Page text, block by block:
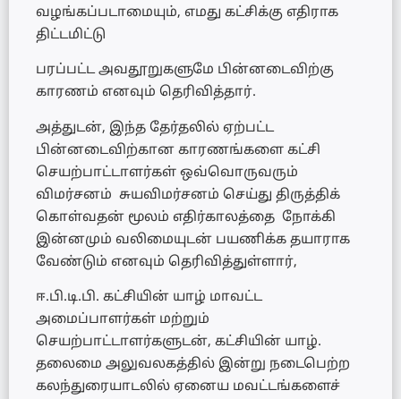
வழங்கப்படாமையும், எமது கட்சிக்கு எதிராக
திட்டமிட்டு
பரப்பட்ட அவதூறுகளுமே பின்னடைவிற்கு
காரணம் எனவும் தெரிவித்தார்.
அத்துடன், இந்த தேர்தலில் ஏற்பட்ட
பின்னடைவிற்கான காரணங்களை கட்சி
செயற்பாட்டாளர்கள் ஒவ்வொருவரும்
விமர்சனம் சுயவிமர்சனம் செய்து திருத்திக்
கொள்வதன் மூலம் எதிர்காலத்தை நோக்கி
இன்னமும் வலிமையுடன் பயணிக்க தயாராக
வேண்டும் எனவும் தெரிவித்துள்ளார்,
ஈ.பி.டி.பி. கட்சியின் யாழ் மாவட்ட
அமைப்பாளர்கள் மற்றும்
செயற்பாட்டாளர்களுடன், கட்சியின் யாழ்.
தலைமை அலுவலகத்தில் இன்று நடைபெற்ற
கலந்துரையாடலில் ஏனைய மவட்டங்களைச்